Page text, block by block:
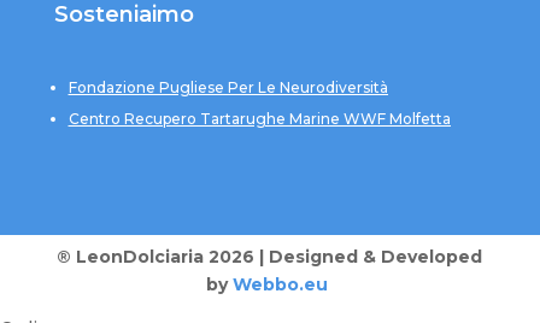
Sosteniaimo
Fondazione Pugliese Per Le Neurodiversità
Centro Recupero Tartarughe Marine WWF Molfetta
® LeonDolciaria 2026 | Designed & Developed
by Webbo.eu